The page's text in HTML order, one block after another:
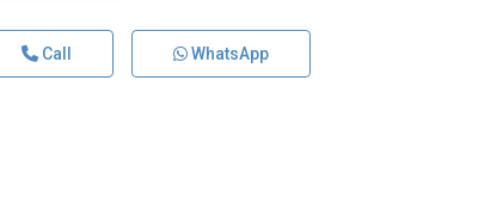
Call WhatsApp